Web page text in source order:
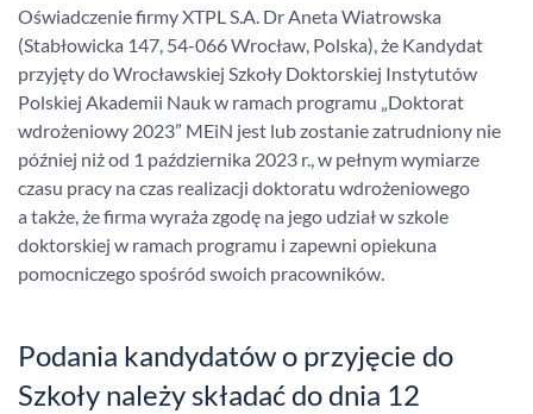
Oświadczenie firmy XTPL S.A. Dr Aneta Wiatrowska
(Stabłowicka 147, 54-066 Wrocław, Polska), że Kandydat
przyjęty do Wrocławskiej Szkoły Doktorskiej Instytutów
Polskiej Akademii Nauk w ramach programu „Doktorat
wdrożeniowy 2023” MEiN jest lub zostanie zatrudniony nie
później niż od 1 października 2023 r., w pełnym wymiarze
czasu pracy na czas realizacji doktoratu wdrożeniowego
a także, że firma wyraża zgodę na jego udział w szkole
doktorskiej w ramach programu i zapewni opiekuna
pomocniczego spośród swoich pracowników.
Podania kandydatów o przyjęcie do
Szkoły należy składać do dnia 12